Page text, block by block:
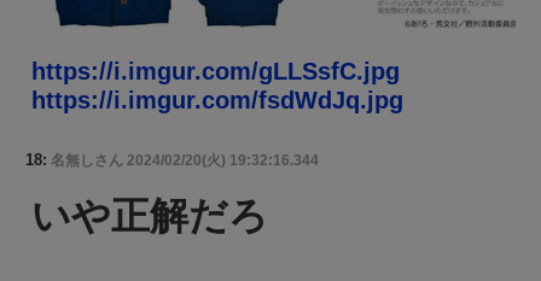
https://i.imgur.com/gLLSsfC.jpg
https://i.imgur.com/fsdWdJq.jpg
18: 名無しさん 2024/02/20(火) 19:32:16.344
いや正解だろ